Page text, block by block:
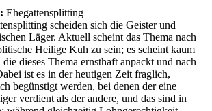
Ehegattensplitting
scheiden sich die Geister und
Läger. Aktuell scheint das Thema nach
Heilige Kuh zu sein; es scheint kaum
dieses Thema ernsthaft anpackt und nach
ist es in der heutigen Zeit fraglich,
begünstigt werden, bei denen der eine
verdient als der andere, und das sind in